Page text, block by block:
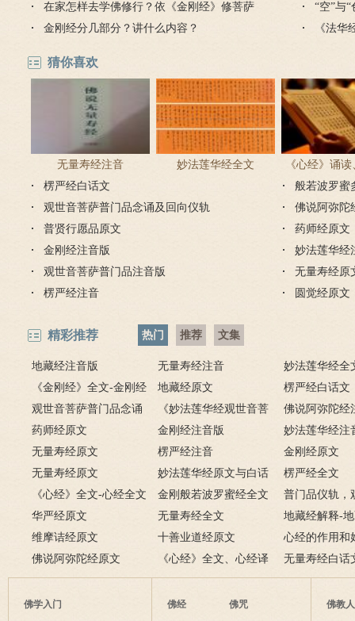
思？
在家怎样去学佛修行？依《金刚经》修菩萨
行
金刚经分几部分？讲什么内容？
“空”与
《法
猜你喜欢
无量寿经注音 妙法莲华经全文
《心经》诵
步骤
楞严经白话文
般若波罗蜜
观世音菩萨普门品念诵及回向仪轨
佛说阿弥陀
普贤行愿品原文
药师经原文
金刚经注音版
妙法莲华经
观世音菩萨普门品注音版
无量寿经原
楞严经注音
圆觉经原文
精彩推荐 热门 推荐 文集
地藏经注音版 无量寿经注音
妙法莲华经全
《金刚经》全文-金刚经
原文、译文及释意
地藏经原文
楞严经白话文
观世音菩萨普门品念诵
及回向仪轨
《妙法莲华经观世音菩
萨普门品》全文
佛说阿弥陀经
药师经原文
金刚经注音版
妙法莲华经注
无量寿经原文
楞严经注音
金刚经原文
无量寿经原文
妙法莲华经原文与白话
文对照版
楞严经全文
《心经》全文-心经全文
注音及译文
金刚般若波罗蜜经全文
普门品仪轨，
萨普门品完整
华严经原文 无量寿经全文
地藏经解释-
白话解释
维摩诘经原文 十善业道经原文
心经的作用和
经有什么作用
佛说阿弥陀经原文
《心经》全文、心经译
文解释
无量寿经白话
佛学入门
佛经
佛咒
佛教